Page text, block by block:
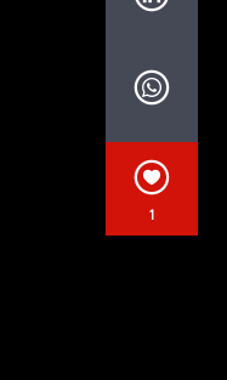
1